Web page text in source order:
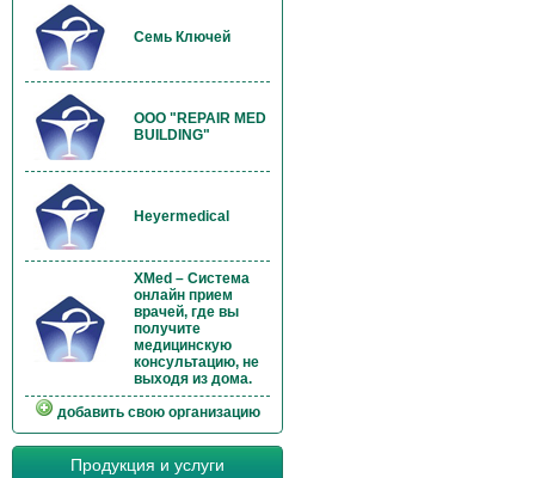
Семь Ключей
OOO "REPAIR MED
BUILDING"
Heyermedical
XMed – Система
онлайн прием
врачей, где вы
получите
медицинскую
консультацию, не
выходя из дома.
добавить свою организацию
Продукция и услуги